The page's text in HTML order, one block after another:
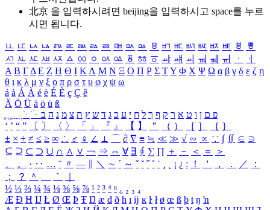
北京 을 입력하시려면 beijing을 입력하시고 space를 누르
시면 됩니다.
ㅥ ㅦ ㅧ ㅨ ㅩ ㅪ ㅫ ㅬ ㅭ ㅮ ㅯ ㅰ ㅱ ㅲ ㅳ ㅴ ㅵ ㅶ ㅷ ㅸ
ㅹ
ㅺ ㅻ ㅼ ㅽ ㅾ ㅿ ㆀ ㆁ ㆂ ㆃ ㆄ ㆅ ㆆ ㆇ ㆈ ㆉ ㆊ ㆋ ㆌ ㆍ
ㆎ
Α Β ΓΔ Ε Ζ Η Θ Ι ΚΛ Μ Ν Ξ Ο Π Ρ Σ ΤΥ Φ Χ Ψ Ω α β γ δ ε ζ η
θ ι κ λ μ ν ξ ο π ρ σ τ υ φ χ ψ ω
á à Á À é è É È ç Ç ê
Ä Ö Ü ä ö ü ß
ִֶֹ ֻּ ׁׂ פ ם ן ו ט א ר ק ף ך ל ח י ע כ ג ד ש ץ ת צ מ נ ה ב
‘ ’ “ ” 〔 〕 〈 〉 「 」 『 』 【 】 ＂ （ ） ［ ］ ｛ ｝
± × ÷ ≠ ≤ ≥ ∞ ∴ ♂ ♀ ∠ ⊥ ⌒ ∂ ∇ ≡ ≒ ≪ ≫ √ ∽ ∝ ∵ ∫ ∬ ∈ ∋
⊆ ⊇ ⊂ ⊃ ∪ ∩ ∧ ∨ ￢ ⇒ ⇔ ∀ ∃ ∮ ∑ ∏ ＋ － ＜ ＝
＞
、
。 · ‥ … ¨ 〃 ― ＼ ∼ ´ ～ ˇ ˘ ˝ ˚ ˙ ¸ ¡ ¿ ː ！ ＇ ， ． ／
：
；
？ ＾ ｀
½ ⅓ ⅔ ¼ ¾ ⅛ ⅜ ⅝ ⅞ ¹ ² ³ ⁴ ⁿ ₁ ₂ ₃ ₄
Æ Ð Ħ Ĳ Ł Ø Œ Þ Ŧ Ŋ æ đ ð ħ ı ĳ ĸ ŀ ł ø œ ß þ ŧ ŋ ŉ